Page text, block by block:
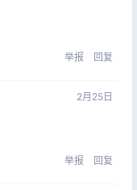
举报 回复
2月25日
举报 回复